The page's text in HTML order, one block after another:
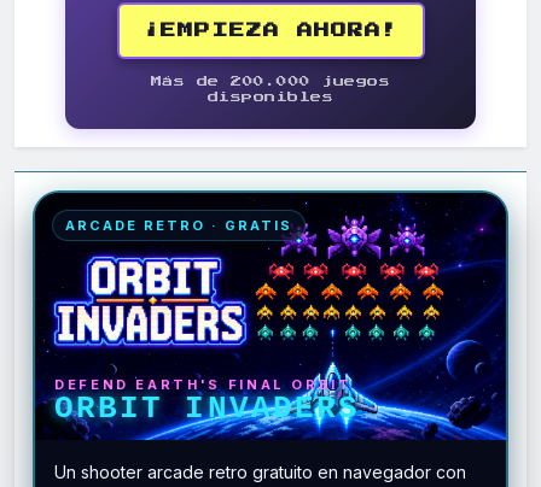
¡EMPIEZA AHORA!
Más de 200.000 juegos
disponibles
ARCADE RETRO · GRATIS
DEFEND EARTH'S FINAL ORBIT
ORBIT INVADERS
Un shooter arcade retro gratuito en navegador con